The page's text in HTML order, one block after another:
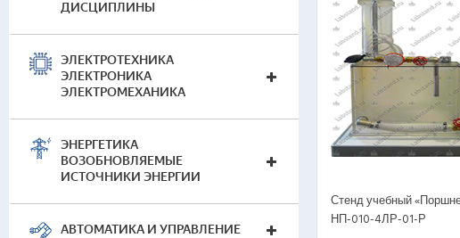
Газовая
Гидравлика.
Наглядные
Компрессоры
Поршневые
ДИСЦИПЛИНЫ
ЭЛЕКТРОТЕХНИКА
ЭЛЕКТРОНИКА
ЭЛЕКТРОМЕХАНИКА
ЭНЕРГЕТИКА
ВОЗОБНОВЛЯЕМЫЕ
ИСТОЧНИКИ ЭНЕРГИИ
АВТОМАТИКА И УПРАВЛЕНИЕ
Стенд учебный
НП-010-4ЛР-01-Р